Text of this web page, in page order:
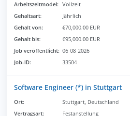
Arbeitszeitmodel: Vollzeit
Gehaltsart:
Jährlich
Gehalt von:
€70,000.00 EUR
Gehalt bis:
€95,000.00 EUR
Job veröffentlicht: 06-08-2026
Job-ID:
33504
Software Engineer (*) in Stuttgart
Ort:
Stuttgart, Deutschland
Vertragsart:
Festanstellung